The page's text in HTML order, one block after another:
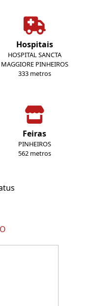
Hospitais
HOSPITAL SANCTA
MAGGIORE PINHEIROS
333 metros
Feiras
PINHEIROS
562 metros